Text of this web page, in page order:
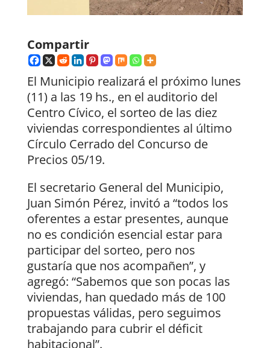
Compartir
El Municipio realizará el próximo lunes
(11) a las 19 hs., en el auditorio del
Centro Cívico, el sorteo de las diez
viviendas correspondientes al último
Círculo Cerrado del Concurso de
Precios 05/19.
El secretario General del Municipio,
Juan Simón Pérez, invitó a “todos los
oferentes a estar presentes, aunque
no es condición esencial estar para
participar del sorteo, pero nos
gustaría que nos acompañen”, y
agregó: “Sabemos que son pocas las
viviendas, han quedado más de 100
propuestas válidas, pero seguimos
trabajando para cubrir el déficit
habitacional”.